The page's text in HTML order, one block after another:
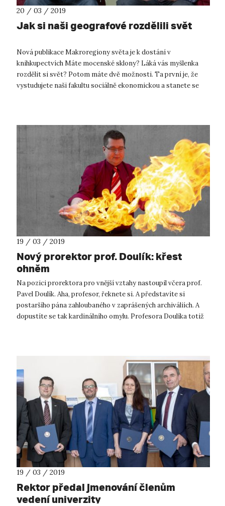
20 / 03 / 2019
Jak si naši geografové rozdělili svět
Nová publikace Makroregiony světa je k dostání v
knihkupectvích Máte mocenské sklony? Láká vás myšlenka
rozdělit si svět? Potom máte dvě možnosti. Ta první je, že
vystudujete naši fakultu sociálně ekonomickou a stanete se
19 / 03 / 2019
Nový prorektor prof. Doulík: křest
ohněm
Na pozici prorektora pro vnější vztahy nastoupil včera prof.
Pavel Doulík. Aha, profesor, řeknete si. A představíte si
postaršího pána zahloubaného v zaprášených archiváliích. A
dopustíte se tak kardinálního omylu. Profesora Doulíka totiž
19 / 03 / 2019
Rektor předal jmenování členům
vedení univerzity